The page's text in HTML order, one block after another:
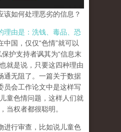
该如何处理恶劣的信息？
理由是：洗钱、毒品、恐
中国，仅仅“色情”就可以
护支持者讽其为“信息末
就是说，只要这四种理由
通无阻了。一篇关于数据
员会工作论文中是这样写
童色情问题，这样人们就
当权者都很聪明。
进行审查，比如说儿童色